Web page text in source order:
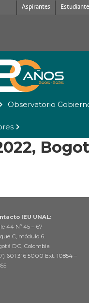
Aspirantes
Observatorio
IEU UNAL:
44 Nº 45 – 67
C, módulo 6.
DC, Colombia
601 316 5000 Ext. 10854 –